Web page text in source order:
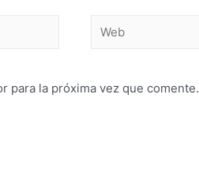
para la próxima vez que comente.